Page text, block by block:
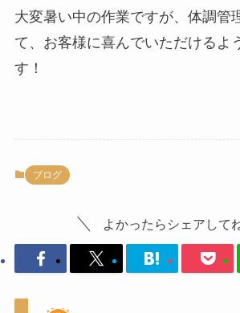
大変暑い中の作業ですが、体調管
て、お客様に喜んでいただけるよ
す！
ブログ
よかったらシェアして